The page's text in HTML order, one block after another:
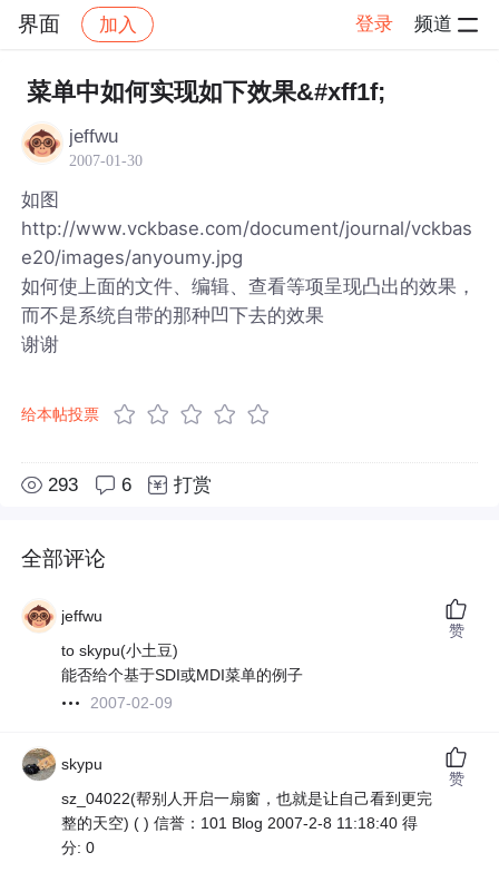
界面 加入 登录 频道
社区 界面 帖子详情
菜单中如何实现如下效果&#xff1f;
jeffwu
2007-01-30
如图
http://www.vckbase.com/document/journal/vckbas
e20/images/anyoumy.jpg
如何使上面的文件、编辑、查看等项呈现凸出的效果，
而不是系统自带的那种凹下去的效果
谢谢
给本帖投票
293 6 打赏
全部评论
jeffwu
to skypu(小土豆)
能否给个基于SDI或MDI菜单的例子
2007-02-09
赞
skypu
sz_04022(帮别人开启一扇窗，也就是让自己看到更完
整的天空) ( ) 信誉：101 Blog 2007-2-8 11:18:40 得
分: 0
赞